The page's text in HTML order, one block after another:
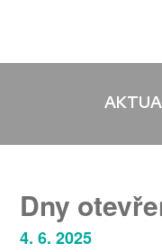
Dny
4. 6. 2025